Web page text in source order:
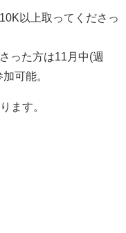
以上取ってくださっ
った方は11月中(週
可能。
ます。